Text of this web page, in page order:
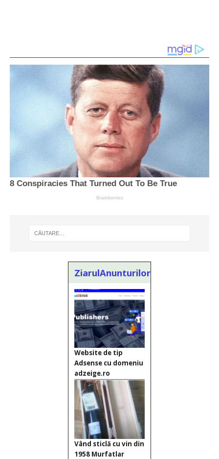
ZiarulAnunturilor.ro
Website de tip
Adsense cu domeniu
adzeige.ro
Vând sticlă cu vin din
1958 Murfatlar